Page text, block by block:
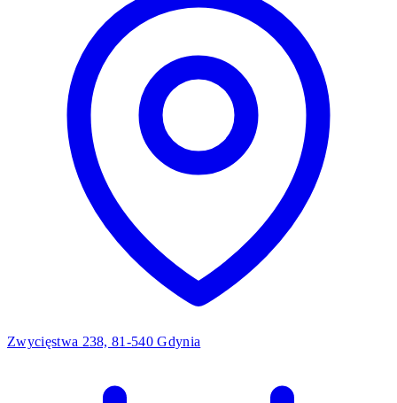
Zwycięstwa 238, 81-540 Gdynia